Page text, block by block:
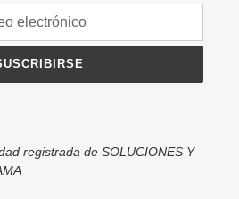
registrada de SOLUCIONES Y